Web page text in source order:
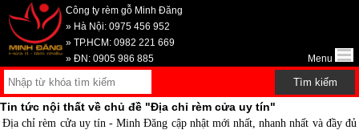
Công ty rèm gỗ Minh Đăng
» Hà Nội: 0975 456 952
» TP.HCM: 0982 221 669
» ĐN: 0905 986 885
Menu
Tin tức nội thất về chủ đề "Địa chỉ rèm cửa uy tín"
Địa chỉ rèm cửa uy tín - Minh Đăng cập nhật mới nhất, nhanh nhất và đầy đủ